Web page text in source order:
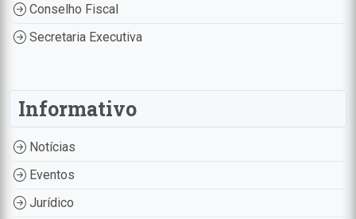
Conselho Fiscal
Secretaria Executiva
Informativo
Notícias
Eventos
Jurídico